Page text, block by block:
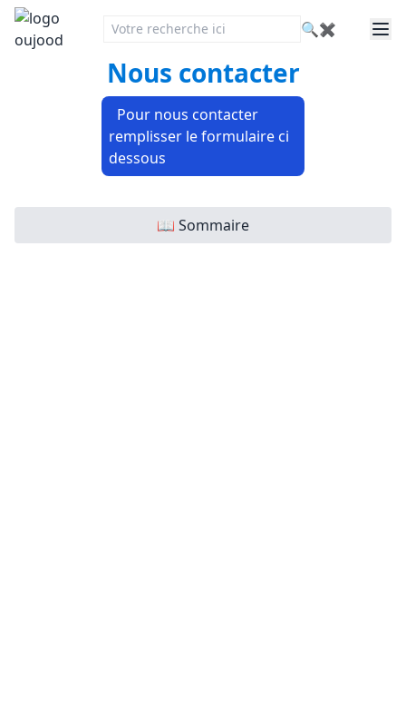
🔍 ✖
Nous contacter
Pour nous contacter
remplisser le formulaire ci
dessous
📖 Sommaire